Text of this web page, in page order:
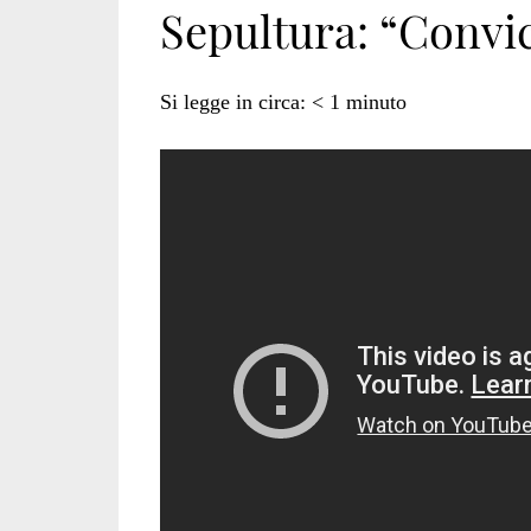
animalista</span>
Sepultura:
Si legge in circa: < 1 minuto